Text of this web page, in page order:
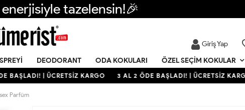
enerjisiyle tazelensin!🎉
Giriş Yap
DEODORANT ODA KOKULARI ÖZEL SEÇIM KOKULAR
BAŞLADI! | ÜCRETSİZ KARGO 3 AL 2 ÖDE BAŞLADI! | ÜCRETSİZ KARGO
Parfüm